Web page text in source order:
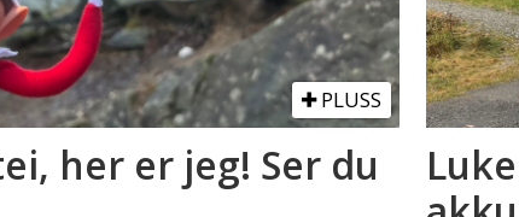
PLUSS
her er jeg! Ser du